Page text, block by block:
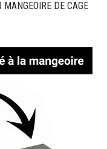
DE CAGE